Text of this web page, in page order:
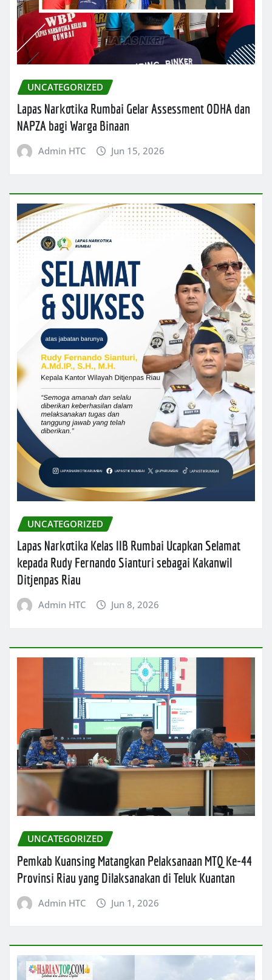
UNCATEGORIZED
Lapas Narkotika Rumbai Gelar Assessment ODHA dan
NAPZA bagi Warga Binaan
Admin HTC Jun 15, 2026
UNCATEGORIZED
Lapas Narkotika Kelas IIB Rumbai Ucapkan Selamat
kepada Rudy Fernando Sianturi sebagai Kakanwil
Ditjenpas Riau
Admin HTC Jun 8, 2026
UNCATEGORIZED
Pemkab Kuansing Matangkan Pelaksanaan MTQ Ke-44
Provinsi Riau yang Dilaksanakan di Teluk Kuantan
Admin HTC Jun 1, 2026